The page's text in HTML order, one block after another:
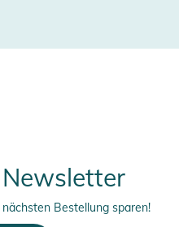
Bestellung sparen!